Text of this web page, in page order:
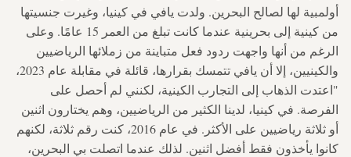
أولمبية لها لصالح البحرين. ولدت يافي في كينيا، وغيرت جنسيتها
من كينية إلى بحرينية عندما كانت تبلغ من العمر 15 عامًا. وعلى
الرغم من أنها واجهت ردود فعل متباينة من زملائها الرياضيين
والكينيين، إلا أن يافي تتمسك بقرارها، قائلة في مقابلة عام 2023،
"اعتدت الذهاب إلى التجارب الكينية، لكنني لم أحصل على
الفرصة. في كينيا، لدينا الكثير من الرياضيين، وهم يختارون اثنين
أو ثلاثة رياضيين على الأكثر. في عام 2016، كنت رقم ثلاثة، لكنهم
كانوا يأخذون فقط أفضل اثنين. لذلك عندما اتصلت بي البحرين،